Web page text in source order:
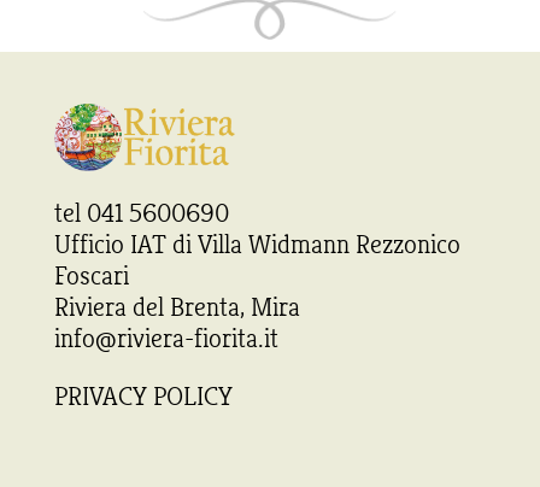
tel 041 5600690
Ufficio IAT di Villa Widmann Rezzonico
Foscari
Riviera del Brenta, Mira
info@riviera-fiorita.it
PRIVACY POLICY